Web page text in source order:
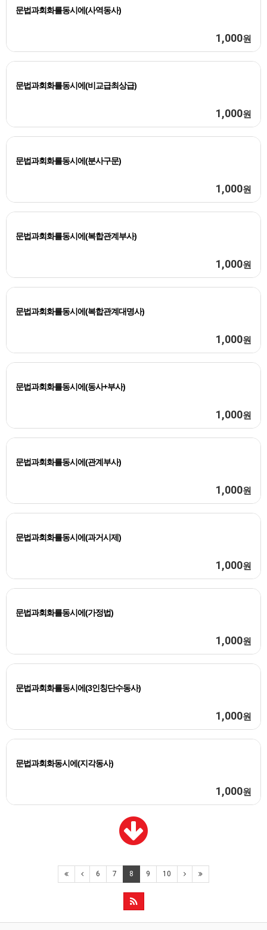
문법과회화를동시에(사역동사)
1,000원
문법과회화를동시에(비교급최상급)
1,000원
문법과회화를동시에(분사구문)
1,000원
문법과회화를동시에(복합관계부사)
1,000원
문법과회화를동시에(복합관계대명사)
1,000원
문법과회화를동시에(동사+부사)
1,000원
문법과회화를동시에(관계부사)
1,000원
문법과회화를동시에(과거시제)
1,000원
문법과회화를동시에(가정법)
1,000원
문법과회화를동시에(3인칭단수동사)
1,000원
문법과회화동시에(지각동사)
1,000원
6 7 8 9 10